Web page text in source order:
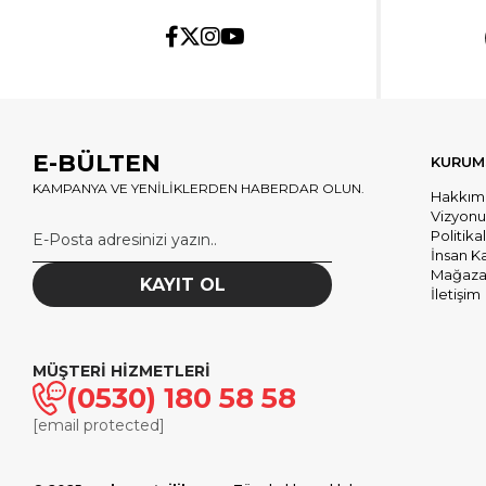
E-BÜLTEN
KAMPANYA VE YENİLİKLERDEN HABERDAR OLUN.
KAYIT OL
MÜŞTERİ HİZMETLERİ
(0530) 180 58 58
[email protected]
İnsan
İletişim